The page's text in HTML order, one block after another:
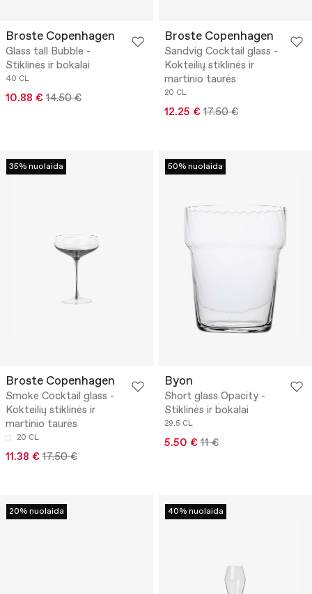
Broste Copenhagen
Glass tall Bubble -
Stiklinės ir bokalai
40 CL
10.88 € 14.50 €
Broste Copenhagen
Sandvig Cocktail glass -
Kokteilių stiklinės ir
martinio taurės
20 CL
12.25 € 17.50 €
35% nuolaida
Broste Copenhagen
Smoke Cocktail glass -
Kokteilių stiklinės ir
martinio taurės
20 CL
11.38 € 17.50 €
50% nuolaida
Byon
Short glass Opacity -
Stiklinės ir bokalai
29.5 CL
5.50 € 11 €
20% nuolaida 40% nuolaida